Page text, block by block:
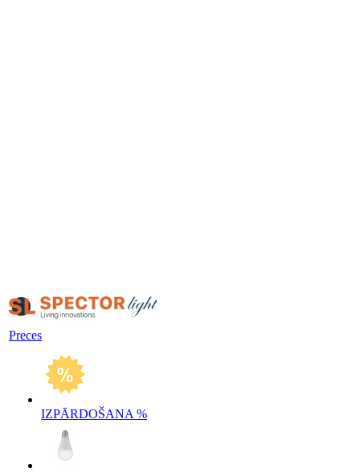
Preces
IZPĀRDOŠANA %